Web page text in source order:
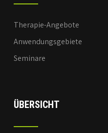
Therapie-Angebote
Anwendungsgebiete
Seminare
ÜBERSICHT